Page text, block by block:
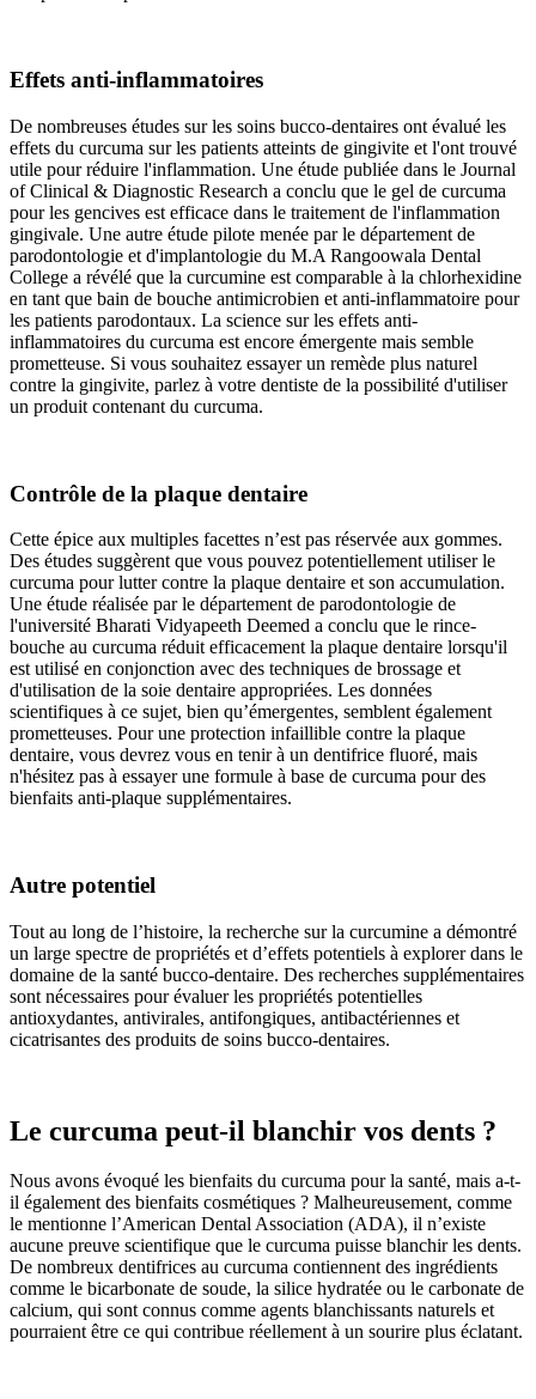
Effets anti-inflammatoires
De nombreuses études sur les soins bucco-dentaires ont évalué les
effets du curcuma sur les patients atteints de gingivite et l'ont trouvé
utile pour réduire l'inflammation. Une étude publiée dans le Journal
of Clinical & Diagnostic Research a conclu que le gel de curcuma
pour les gencives est efficace dans le traitement de l'inflammation
gingivale. Une autre étude pilote menée par le département de
parodontologie et d'implantologie du M.A Rangoowala Dental
College a révélé que la curcumine est comparable à la chlorhexidine
en tant que bain de bouche antimicrobien et anti-inflammatoire pour
les patients parodontaux. La science sur les effets anti-
inflammatoires du curcuma est encore émergente mais semble
prometteuse. Si vous souhaitez essayer un remède plus naturel
contre la gingivite, parlez à votre dentiste de la possibilité d'utiliser
un produit contenant du curcuma.
Contrôle de la plaque dentaire
Cette épice aux multiples facettes n’est pas réservée aux gommes.
Des études suggèrent que vous pouvez potentiellement utiliser le
curcuma pour lutter contre la plaque dentaire et son accumulation.
Une étude réalisée par le département de parodontologie de
l'université Bharati Vidyapeeth Deemed a conclu que le rince-
bouche au curcuma réduit efficacement la plaque dentaire lorsqu'il
est utilisé en conjonction avec des techniques de brossage et
d'utilisation de la soie dentaire appropriées. Les données
scientifiques à ce sujet, bien qu’émergentes, semblent également
prometteuses. Pour une protection infaillible contre la plaque
dentaire, vous devrez vous en tenir à un dentifrice fluoré, mais
n'hésitez pas à essayer une formule à base de curcuma pour des
bienfaits anti-plaque supplémentaires.
Autre potentiel
Tout au long de l’histoire, la recherche sur la curcumine a démontré
un large spectre de propriétés et d’effets potentiels à explorer dans le
domaine de la santé bucco-dentaire. Des recherches supplémentaires
sont nécessaires pour évaluer les propriétés potentielles
antioxydantes, antivirales, antifongiques, antibactériennes et
cicatrisantes des produits de soins bucco-dentaires.
Le curcuma peut-il blanchir vos dents ?
Nous avons évoqué les bienfaits du curcuma pour la santé, mais a-t-
il également des bienfaits cosmétiques ? Malheureusement, comme
le mentionne l’American Dental Association (ADA), il n’existe
aucune preuve scientifique que le curcuma puisse blanchir les dents.
De nombreux dentifrices au curcuma contiennent des ingrédients
comme le bicarbonate de soude, la silice hydratée ou le carbonate de
calcium, qui sont connus comme agents blanchissants naturels et
pourraient être ce qui contribue réellement à un sourire plus éclatant.